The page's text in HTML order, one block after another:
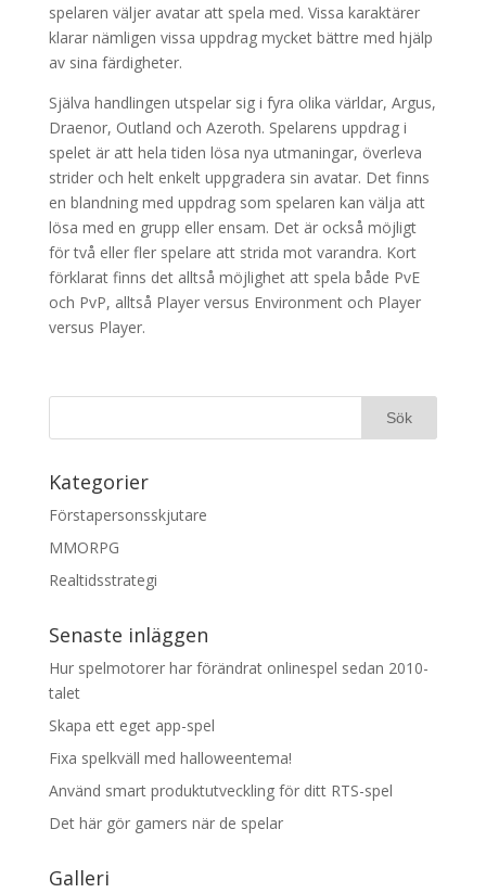
spelaren väljer avatar att spela med. Vissa karaktärer
klarar nämligen vissa uppdrag mycket bättre med hjälp
av sina färdigheter.
Själva handlingen utspelar sig i fyra olika världar, Argus,
Draenor, Outland och Azeroth. Spelarens uppdrag i
spelet är att hela tiden lösa nya utmaningar, överleva
strider och helt enkelt uppgradera sin avatar. Det finns
en blandning med uppdrag som spelaren kan välja att
lösa med en grupp eller ensam. Det är också möjligt
för två eller fler spelare att strida mot varandra. Kort
förklarat finns det alltså möjlighet att spela både PvE
och PvP, alltså Player versus Environment och Player
versus Player.
Kategorier
Förstapersonsskjutare
MMORPG
Realtidsstrategi
Senaste inläggen
Hur spelmotorer har förändrat onlinespel sedan 2010-
talet
Skapa ett eget app-spel
Fixa spelkväll med halloweentema!
Använd smart produktutveckling för ditt RTS-spel
Det här gör gamers när de spelar
Galleri